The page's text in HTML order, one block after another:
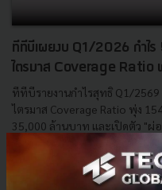
ทีทีบีเผยงบ Q1/2026 กำไ
ไตรมาส Coverage Ratio
ทีทีบีรายงานกำไรสุทธิ Q1/
ไตรมาส Coverage Ratio พุ่ง
35,000 ล้านบาท และเปิดตัว "ผ่อ
| ByTechsauce